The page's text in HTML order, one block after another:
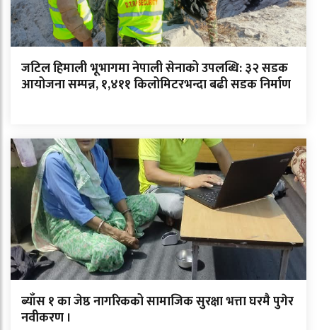
जटिल हिमाली भूभागमा नेपाली सेनाको उपलब्धि: ३२ सडक
आयोजना सम्पन्न, १,४११ किलोमिटरभन्दा बढी सडक निर्माण
ब्याँस १ का जेष्ठ नागरिकको सामाजिक सुरक्षा भत्ता घरमै पुगेर
नवीकरण ।